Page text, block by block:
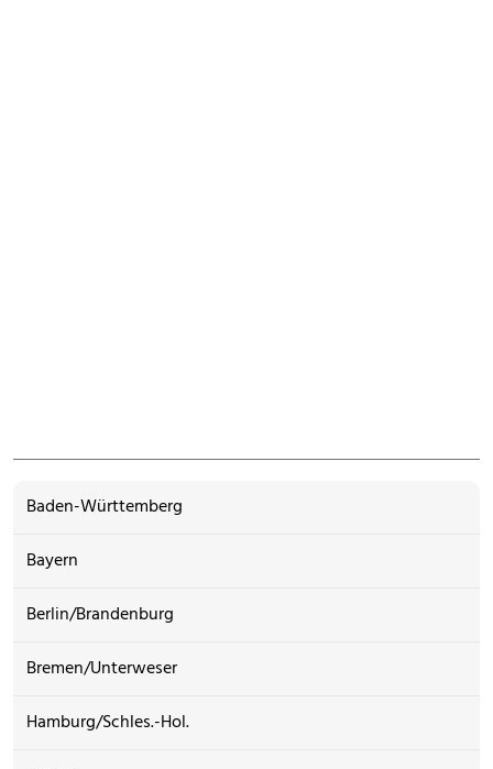
Baden-Württemberg
Bayern
Berlin/Brandenburg
Bremen/Unterweser
Hamburg/Schles.-Hol.